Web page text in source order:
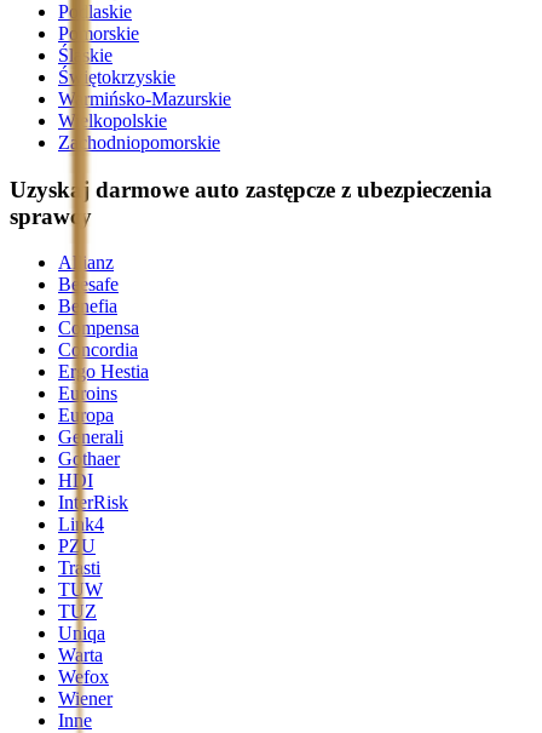
Podlaskie
Pomorskie
Śląskie
Świętokrzyskie
Warmińsko-Mazurskie
Wielkopolskie
Zachodniopomorskie
Uzyskaj darmowe auto zastępcze z ubezpieczenia
sprawcy
Allianz
Beesafe
Benefia
Compensa
Concordia
Ergo Hestia
Euroins
Europa
Generali
Gothaer
HDI
InterRisk
Link4
PZU
Trasti
TUW
TUZ
Uniqa
Warta
Wefox
Wiener
Inne